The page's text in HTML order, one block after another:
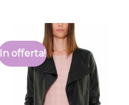
In offerta!